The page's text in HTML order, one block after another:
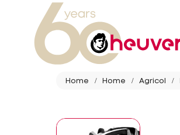
Home Home Agricol